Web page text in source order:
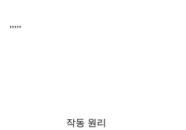
,,,,,
작동 원리